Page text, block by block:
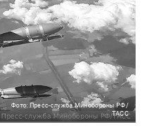
Фото: Пресс-служба Минобороны РФ/
ТАСС